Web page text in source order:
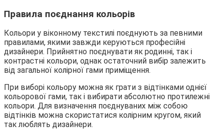
Правила поєднання кольорів
Кольори у віконному текстилі поєднують за певними
правилами, якими завжди керуються професійні
дизайнери. Прийнятно поєднувати як родинні, так і
контрастні кольори, однак остаточний вибір залежить
від загальної колірної гами приміщення.
При виборі кольору можна як грати з відтінками однієї
кольорової гами, так і вибирати абсолютно протилежні
кольори. Для визначення поєднуваних між собою
відтінків можна скористатися колірним кругом, який
так люблять дизайнери.